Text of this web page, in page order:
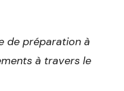
de préparation à
à travers le